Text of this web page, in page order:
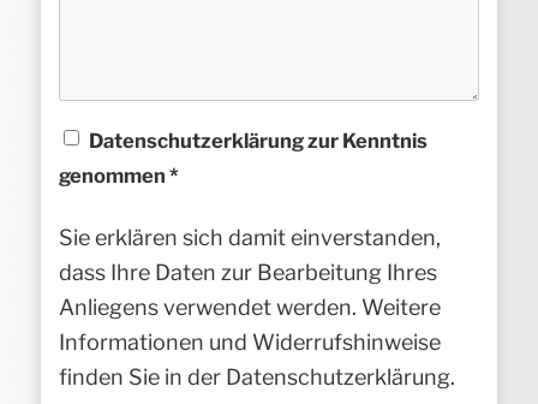
Datenschutzerklärung zur Kenntnis
genommen *
Sie erklären sich damit einverstanden,
dass Ihre Daten zur Bearbeitung Ihres
Anliegens verwendet werden. Weitere
Informationen und Widerrufshinweise
finden Sie in der Datenschutzerklärung.